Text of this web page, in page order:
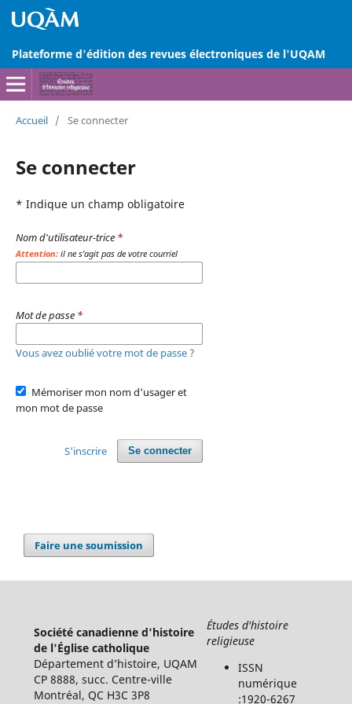
Plateforme d'édition des revues électroniques de l'UQAM
Accueil / Se connecter
Se connecter
* Indique un champ obligatoire
Nom d'utilisateur-trice *
Attention:il ne s'agit pas de votre courriel
Mot de passe *
Vous avez oublié votre mot de passe ?
Mémoriser mon nom d'usager et
mon mot de passe
Se connecter
S'inscrire
Faire une soumission
Société canadienne d'histoire
de l'Église catholique
Département d’histoire, UQAM
CP 8888, succ. Centre-ville
Montréal, QC H3C 3P8
Études d'histoire
religieuse
ISSN
numérique
:1920-6267